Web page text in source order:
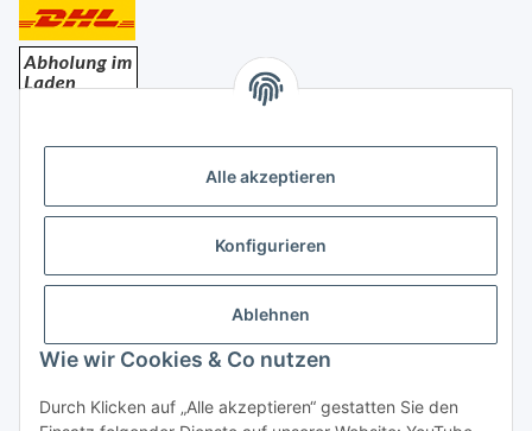
Alle akzeptieren
Konfigurieren
Ablehnen
Wie wir Cookies & Co nutzen
Durch Klicken auf „Alle akzeptieren“ gestatten Sie den
Rechtliches